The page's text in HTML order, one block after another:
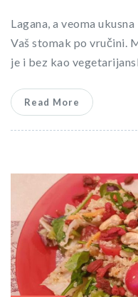
Lagana, a veoma
Vaš stomak po vručini.
je i bez kao
Read More